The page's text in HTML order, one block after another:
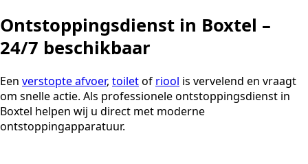
Ontstoppingsdienst in Boxtel –
24/7 beschikbaar
Een verstopte afvoer, toiletof riool is vervelend en vraagt
om snelle actie. Als professionele ontstoppingsdienst in
Boxtel helpen wij u direct met moderne
ontstoppingapparatuur.